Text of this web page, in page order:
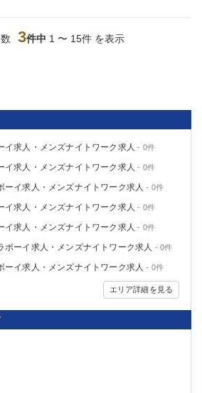
3件中 1 〜 15件 を表示
イ求人・メンズナイトワーク求人 - 0件
イ求人・メンズナイトワーク求人 - 0件
ーイ求人・メンズナイトワーク求人 - 0件
イ求人・メンズナイトワーク求人 - 0件
イ求人・メンズナイトワーク求人 - 0件
ボーイ求人・メンズナイトワーク求人 - 0件
ーイ求人・メンズナイトワーク求人 - 0件
エリア詳細を見る
選択した内容で設定